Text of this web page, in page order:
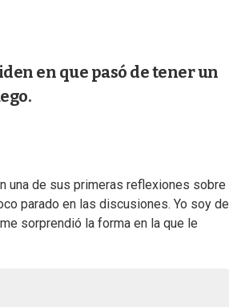
en que pasó de tener un
una de sus primeras reflexiones sobre
parado en las discusiones. Yo soy de
sorprendió la forma en la que le